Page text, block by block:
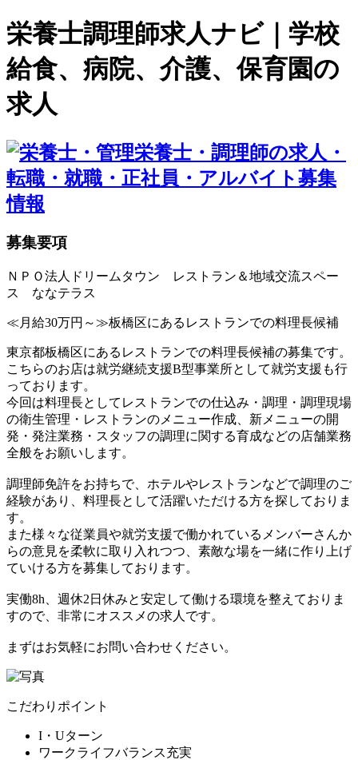
栄養士調理師求人ナビ｜学校
給食、病院、介護、保育園の
求人
募集要項
ＮＰＯ法人ドリームタウン レストラン＆地域交流スペー
ス ななテラス
≪月給30万円～≫板橋区にあるレストランでの料理長候補
東京都板橋区にあるレストランでの料理長候補の募集です。
こちらのお店は就労継続支援B型事業所として就労支援も行
っております。
今回は料理長としてレストランでの仕込み・調理・調理現場
の衛生管理・レストランのメニュー作成、新メニューの開
発・発注業務・スタッフの調理に関する育成などの店舗業務
全般をお願いします。
調理師免許をお持ちで、ホテルやレストランなどで調理のご
経験があり、料理長として活躍いただける方を探しておりま
す。
また様々な従業員や就労支援で働かれているメンバーさんか
らの意見を柔軟に取り入れつつ、素敵な場を一緒に作り上げ
ていける方を募集しております。
実働8h、週休2日休みと安定して働ける環境を整えておりま
すので、非常にオススメの求人です。
まずはお気軽にお問い合わせください。
こだわりポイント
I・Uターン
ワークライフバランス充実